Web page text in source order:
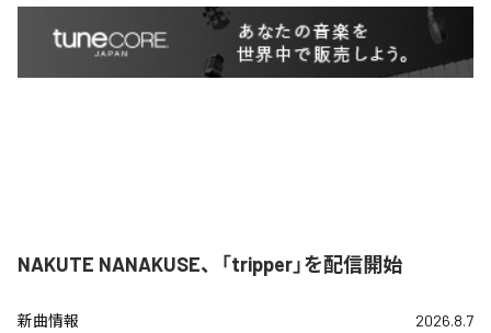
NAKUTE NANAKUSE、「tripper」を配信開始
新曲情報 2026.8.7